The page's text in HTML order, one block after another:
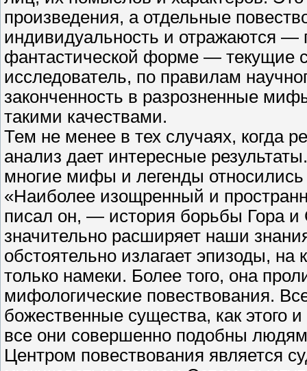
произведения, а отдельные
индивидуальность и отражаются —
фантастической форме — текущие
исследователь, по правилам
законченность в разрозненные
такими качествами.
Тем не менее в тех случаях, когда
анализ дает интересные
многие мифы и легенды относились
«Наиболее изощренный и
писал он, — история борьбы Гора и
значительно расширяет наши
обстоятельно излагает эпизоды,
только намеки. Более того, она
мифологические повествования.
божественные существа, как этого
все они совершенно подобны
Центром повествования является